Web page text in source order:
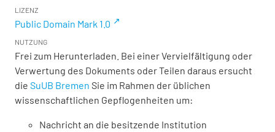
LIZENZ
Public Domain Mark 1.0
NUTZUNG
Frei zum Herunterladen. Bei einer Vervielfältigung oder
Verwertung des Dokuments oder Teilen daraus ersucht
die SuUB Bremen Sie im Rahmen der üblichen
wissenschaftlichen Gepflogenheiten um:
Nachricht an die besitzende Institution